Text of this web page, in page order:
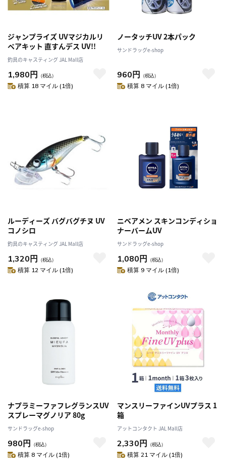
ジャンプライズ UVマジカルリ
ペアキット 直すんデス UV!!
釣具のキャスティング JAL Mall店
1,980円 （税込）
積算 18 マイル (1倍)
ノータッチUV 2本パック
サンドラッグe-shop
960円 （税込）
積算 8 マイル (1倍)
ルーディーズ バグバグチヌ UV
コノシロ
釣具のキャスティング JAL Mall店
1,320円 （税込）
積算 12 マイル (1倍)
ニベアメン スキンコンディショ
ナーバームUV
サンドラッグe-shop
1,080円 （税込）
積算 9 マイル (1倍)
ナプラミーファフレグランスUV
スプレーマグノリア 80g
サンドラッグe-shop
980円 （税込）
積算 8 マイル (1倍)
マンスリーファインUVプラス 1
箱
アットコンタクト JAL Mall店
2,330円 （税込）
積算 21 マイル (1倍)